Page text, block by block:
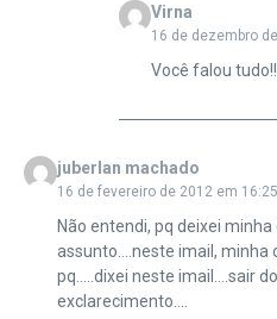
Virna
16 de dezembro
Você falou
juberlan machado
16 de fevereiro de 2012 em 16:25
Não entendi, pq deixei
assunto….neste imail, minha
pq…..dixei neste imail….sair
exclarecimento….